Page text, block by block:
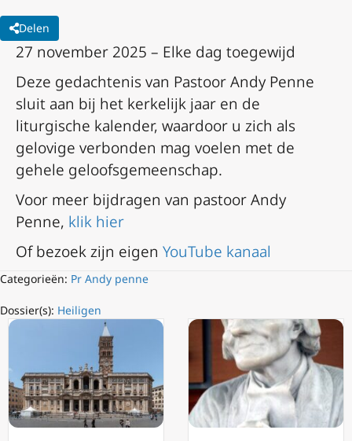
Delen
27 november 2025 – Elke dag toegewijd
Deze gedachtenis van Pastoor Andy Penne
sluit aan bij het kerkelijk jaar en de
liturgische kalender, waardoor u zich als
gelovige verbonden mag voelen met de
gehele geloofsgemeenschap.
Voor meer bijdragen van pastoor Andy
Penne, klik hier
Of bezoek zijn eigen YouTube kanaal
Categorieën: Pr Andy penne
Dossier(s): Heiligen